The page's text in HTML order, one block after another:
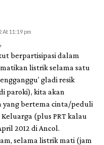
At 11:19 pm
berpartisipasi dalam
listrik selama satu
gladi resik
paroki), kita akan
yang bertema cinta/peduli
(plus PRT kalau
2012 di Ancol.
selama listrik mati (jam